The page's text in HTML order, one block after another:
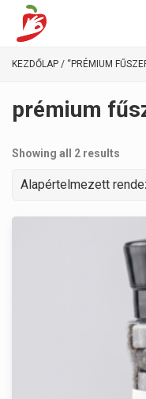
KEZDŐLAP / “PRÉMIUM
prémium
Showing all 2 results